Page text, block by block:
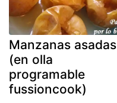
Manzanas asadas
(en olla
programable
fussioncook)